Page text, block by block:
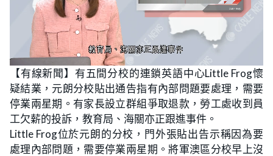
U
n
m
u
t
e
L
o
a
d
e
d
:
1
8
.
1
3
%
【有線新聞】有五間分校的連鎖英語中心Little Frog懷
疑結業，元朗分校貼出通告指有內部問題要處理，需要
停業兩星期。有家長設立群組爭取退款，勞工處收到員
工欠薪的投訴，教育局、海關亦正跟進事件。
Little Frog位於元朗的分校，門外張貼出告示稱因為要
處理內部問題，需要停業兩星期。將軍澳區分校早上沒